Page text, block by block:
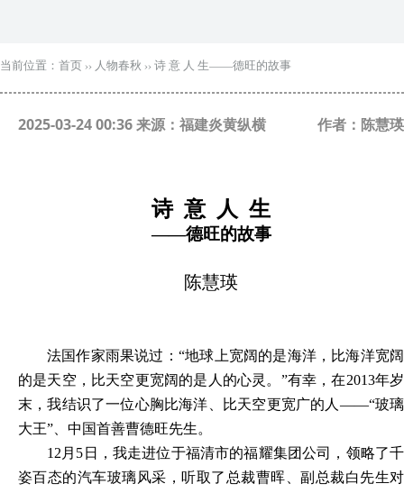
当前位置： 首页 ›› 人物春秋 ›› 诗 意 人 生——德旺的故事
2025-03-24 00:36 来源：福建炎黄纵横 作者：陈慧瑛
诗 意 人 生
——德旺的故事
陈慧瑛
法国作家雨果说过： “地球上宽阔的是海洋，比海洋宽阔
的是天空，比天空更宽阔的是人的心灵。”有幸，在2013年岁
末，我结识了一位心胸比海洋、比天空更宽广的人——“玻璃
大王”、中国首善曹德旺先生。
12月5日，我走进位于福清市的福耀集团公司，领略了千
姿百态的汽车玻璃风采，听取了总裁曹晖、副总裁白先生对